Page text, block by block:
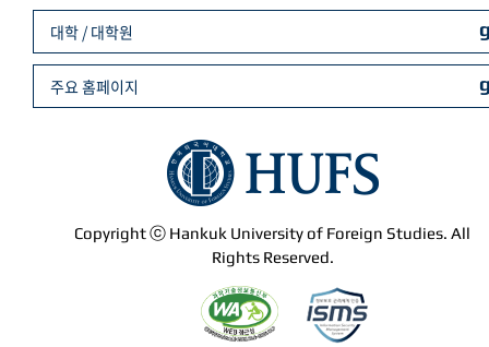
Copyright ⓒ Hankuk University of Foreign Studies. All
Rights Reserved.
대학 / 대학원
주요 홈페이지